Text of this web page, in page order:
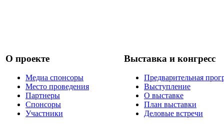
О проекте
Медиа спонсоры
Место проведения
Партнеры
Спонсоры
Участники
Выставка и конгресс
Предварительная
Выступление
О выставке
План выставки
Деловые встречи